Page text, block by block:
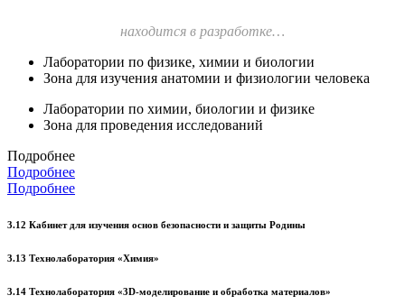
находится в разработке…
Лаборатории по физике, химии и биологии
Зона для изучения анатомии и физиологии человека
Лаборатории по химии, биологии и физике
Зона для проведения исследований
Подробнее
Подробнее
Подробнее
3.12 Кабинет для изучения основ безопасности и защиты Родины
3.13 Технолаборатория «Химия»
3.14 Технолаборатория «3D-моделирование и обработка материалов»